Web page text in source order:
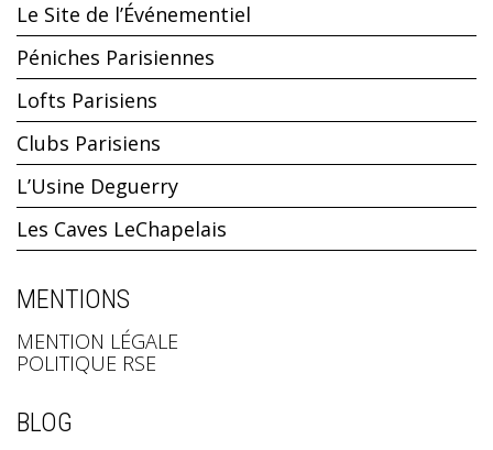
Le Site de l’Événementiel
Péniches Parisiennes
Lofts Parisiens
Clubs Parisiens
L’Usine Deguerry
Les Caves LeChapelais
MENTIONS
MENTION LÉGALE
POLITIQUE RSE
BLOG